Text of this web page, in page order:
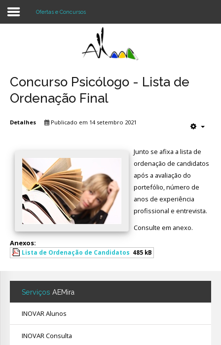
Notícias
Projetos
Contactos
Avaliação
Ofertas e Concursos
Concurso Psicólogo - Lista de
Ordenação Final
Detalhes Publicado em 14 setembro 2021
Junto se afixa a lista de
ordenação de candidatos
após a avaliação do
portefólio, número de
anos de experiência
profissional e entrevista.
Consulte em anexo.
Anexos:
Lista de Ordenação de Candidatos 485 kB
Serviços AEMira
INOVAR Alunos
INOVAR Consulta